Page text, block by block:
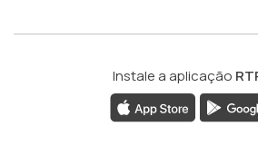
Instale a aplicação